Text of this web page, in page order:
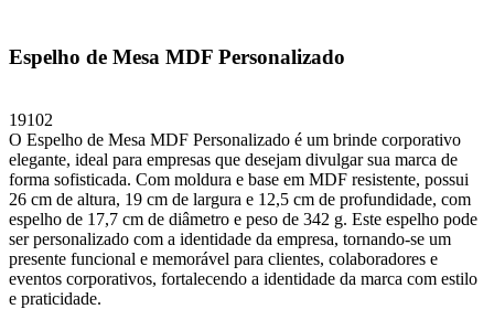
Espelho de Mesa MDF Personalizado
19102
O Espelho de Mesa MDF Personalizado é um brinde corporativo
elegante, ideal para empresas que desejam divulgar sua marca de
forma sofisticada. Com moldura e base em MDF resistente, possui
26 cm de altura, 19 cm de largura e 12,5 cm de profundidade, com
espelho de 17,7 cm de diâmetro e peso de 342 g. Este espelho pode
ser personalizado com a identidade da empresa, tornando-se um
presente funcional e memorável para clientes, colaboradores e
eventos corporativos, fortalecendo a identidade da marca com estilo
e praticidade.